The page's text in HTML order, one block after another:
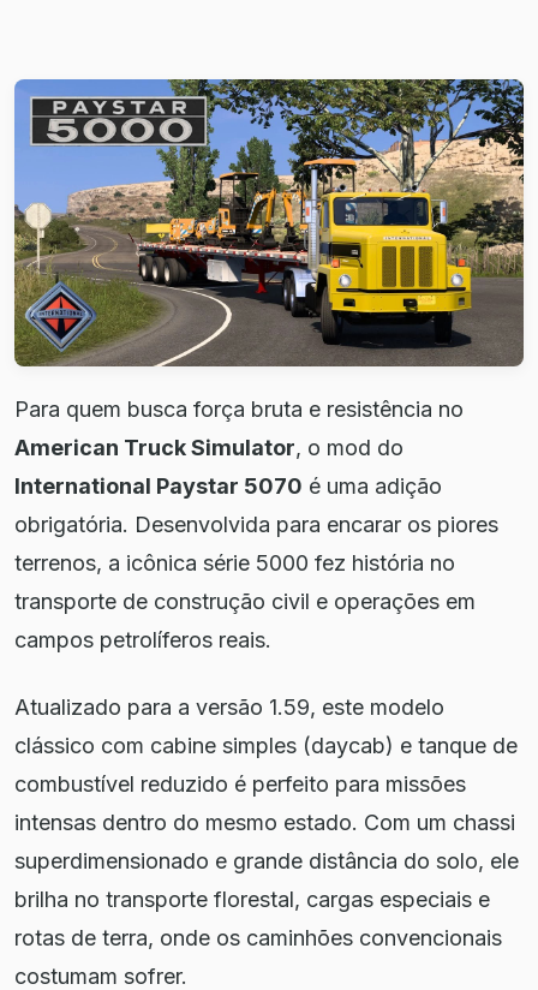
Para quem busca força bruta e resistência no
American Truck Simulator, o mod do
International Paystar 5070 é uma adição
obrigatória. Desenvolvida para encarar os piores
terrenos, a icônica série 5000 fez história no
transporte de construção civil e operações em
campos petrolíferos reais.
Atualizado para a versão 1.59, este modelo
clássico com cabine simples (daycab) e tanque de
combustível reduzido é perfeito para missões
intensas dentro do mesmo estado. Com um chassi
superdimensionado e grande distância do solo, ele
brilha no transporte florestal, cargas especiais e
rotas de terra, onde os caminhões convencionais
costumam sofrer.